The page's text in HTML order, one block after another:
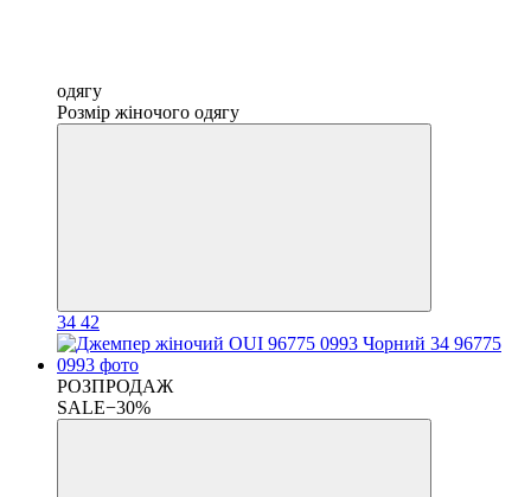
одягу
Розмір жіночого одягу
34 42
РОЗПРОДАЖ
SALE−30%